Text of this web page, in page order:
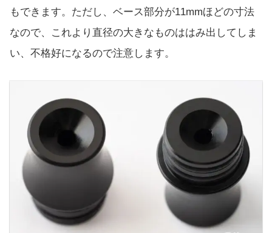
もできます。ただし、ベース部分が11mmほどの寸法
なので、これより直径の大きなものははみ出してしま
い、不格好になるので注意します。